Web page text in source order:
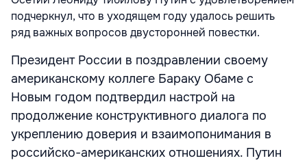
подчеркнул, что в уходящем году удалось решить
ряд важных вопросов двусторонней повестки.
Президент России в поздравлении своему
американскому коллеге Бараку Обаме с
Новым годом подтвердил настрой на
продолжение конструктивного диалога по
укреплению доверия и взаимопонимания в
российско-американских отношениях. Путин